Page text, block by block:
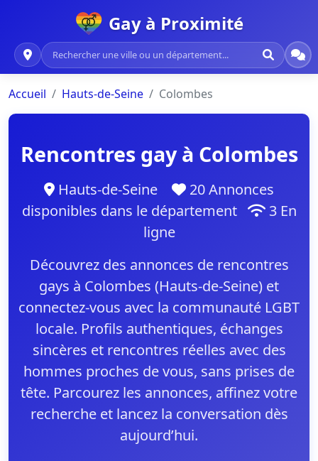
Gay à Proximité
Accueil Hauts-de-Seine Colombes
Rencontres gay à Colombes
Hauts-de-Seine
20 Annonces
disponibles dans le département
3 En
ligne
Découvrez des annonces de rencontres
gays à Colombes (Hauts-de-Seine) et
connectez-vous avec la communauté LGBT
locale. Profils authentiques, échanges
sincères et rencontres réelles avec des
hommes proches de vous, sans prises de
tête. Parcourez les annonces, affinez votre
recherche et lancez la conversation dès
aujourd’hui.